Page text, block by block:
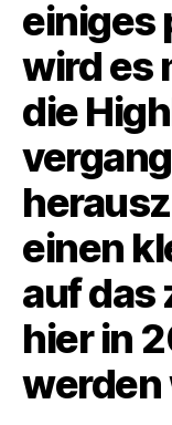
einiges
wird es
die
einen
auf das
hier in
werden